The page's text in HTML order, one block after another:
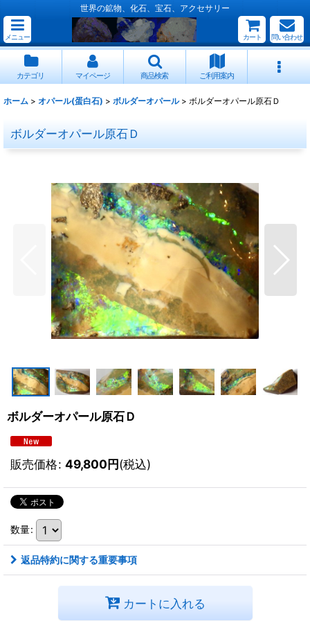
世界の鉱物、化石、宝石、アクセサリー
メニュー カート 問い合わせ
カテゴリ マイページ 商品検索 ご利用案内
ホーム > オパール(蛋白石) > ボルダーオパール > ボルダーオパール原石Ｄ
ボルダーオパール原石Ｄ
ボルダーオパール原石Ｄ
販売価格: 49,800円(税込)
数量:
返品特約に関する重要事項
カートに入れる